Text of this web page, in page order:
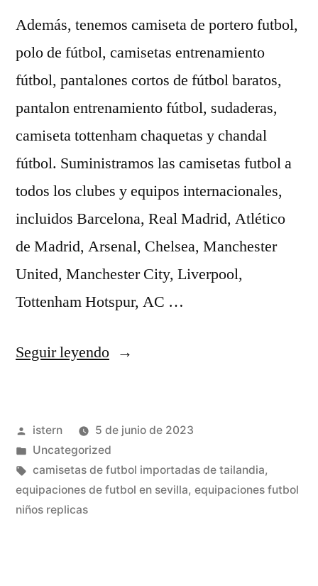
Además, tenemos camiseta de portero futbol,
polo de fútbol, camisetas entrenamiento
fútbol, pantalones cortos de fútbol baratos,
pantalon entrenamiento fútbol, sudaderas,
camiseta tottenham chaquetas y chandal
fútbol. Suministramos las camisetas futbol a
todos los clubes y equipos internacionales,
incluidos Barcelona, Real Madrid, Atlético
de Madrid, Arsenal, Chelsea, Manchester
United, Manchester City, Liverpool,
Tottenham Hotspur, AC …
Seguir leyendo«donde
de
futbol
baratas»
Publicado
por
istern
5 de junio de 2023
Publicado
en
Uncategorized
Etiquetas:
camisetas de futbol importadas de tailandia,
equipaciones de futbol en sevilla, equipaciones futbol
niños replicas